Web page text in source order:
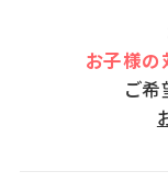
お子様の
ご希